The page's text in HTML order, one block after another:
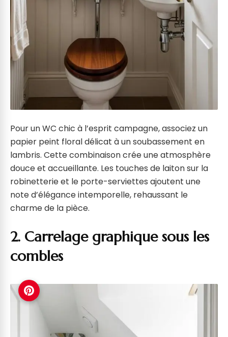
Pour un WC chic à l’esprit campagne, associez un
papier peint floral délicat à un soubassement en
lambris. Cette combinaison crée une atmosphère
douce et accueillante. Les touches de laiton sur la
robinetterie et le porte-serviettes ajoutent une
note d’élégance intemporelle, rehaussant le
charme de la pièce.
2. Carrelage graphique sous les
combles